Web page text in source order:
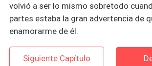
volvió a ser lo mismo sobretodo
partes estaba la gran advertencia de
enamorarme de él.
Siguiente Capítulo